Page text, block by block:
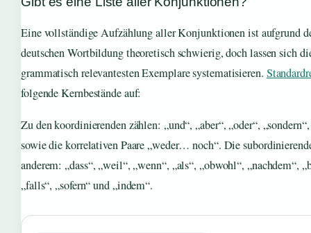
Eine vollständige Aufzählung aller Konjunktionen ist aufgrund
deutschen Wortbildung theoretisch schwierig, doch lassen sich
grammatisch relevantesten Exemplare systematisieren.
folgende Kernbestände auf:
Zu den koordinierenden zählen: „und“, „aber“, „oder“,
sowie die korrelativen Paare „weder… noch“. Die
anderem: „dass“, „weil“, „wenn“, „als“, „obwohl“, „nachdem“,
„falls“, „sofern“ und „indem“.